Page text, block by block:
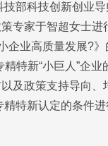
技部科技创新创业
专家于智超女士进
企业高质量发展?
特新“小巨人”企业
及政策支持导向、
特新认定的条件进